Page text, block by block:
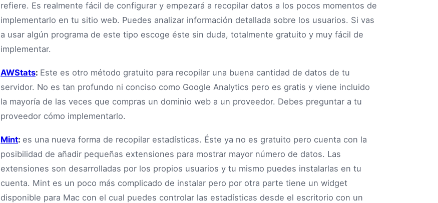
refiere. Es realmente fácil de configurar y empezará a recopilar datos a los pocos momentos de
implementarlo en tu sitio web. Puedes analizar información detallada sobre los usuarios. Si vas
a usar algún programa de este tipo escoge éste sin duda, totalmente gratuito y muy fácil de
implementar.
AWStats: Este es otro método gratuito para recopilar una buena cantidad de datos de tu
servidor. No es tan profundo ni conciso como Google Analytics pero es gratis y viene incluido
la mayoría de las veces que compras un dominio web a un proveedor. Debes preguntar a tu
proveedor cómo implementarlo.
Mint: es una nueva forma de recopilar estadísticas. Éste ya no es gratuito pero cuenta con la
posibilidad de añadir pequeñas extensiones para mostrar mayor número de datos. Las
extensiones son desarrolladas por los propios usuarios y tu mismo puedes instalarlas en tu
cuenta. Mint es un poco más complicado de instalar pero por otra parte tiene un widget
disponible para Mac con el cual puedes controlar las estadísticas desde el escritorio con un